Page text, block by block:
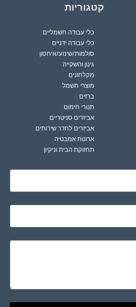
קטגוריות
כלי עבודה חשמליים
כלי עבודה ידניים
סולמות/שינוע/איחסון
גינון והשקייה
מקלחונים
מוצרי חשמל
ברזים
תנורי חימום
אביזרים סניטריים
אביזרים לחדר שירותים
ארונות אמבטיה
תחזוקת הבית וניקיון